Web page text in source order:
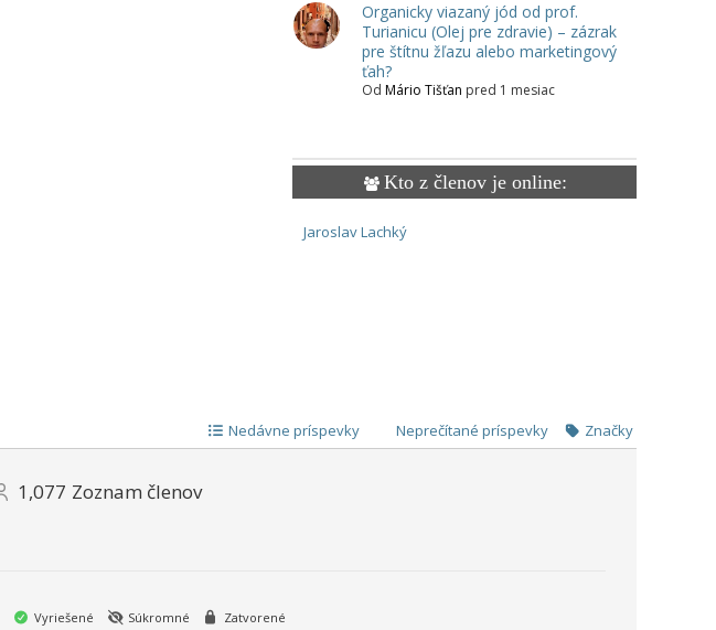
Organicky viazaný jód od prof.
Turianicu (Olej pre zdravie) – zázrak
pre štítnu žľazu alebo marketingový
ťah?
Od Mário Tišťan pred 1 mesiac
Kto z členov je online:
Jaroslav Lachký
Nedávne príspevky Neprečítané príspevky Značky
1,077 Zoznam členov
Vyriešené Súkromné Zatvorené